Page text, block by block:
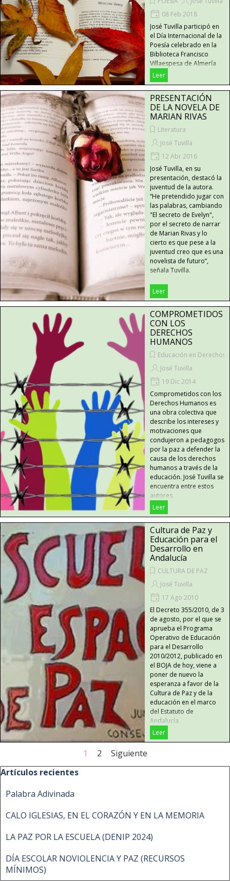
08 Feb 2018
José Tuvilla participó en
el Día Internacional de la
Poesía celebrado en la
Biblioteca Francisco
Villaespesa de Almería
Leer
PRESENTACIÓN
DE LA NOVELA DE
MARIAN RIVAS
Literatura
José Tuvilla
12 Abr 2016
José Tuvilla, en su
presentación, destacó la
juventud de la autora.
“He pretendido jugar con
las palabras, cambiando
"El secreto de Evelyn",
por el secreto de narrar
de Marian Rivas y lo
cierto es que pese a la
juventud creo que es una
novelista de futuro”,
señala Tuvilla.
Leer
COMPROMETIDOS
CON LOS
DERECHOS
HUMANOS
Educación en Derechos
José Tuvilla
19 Dic 2014
Comprometidos con los
Derechos Humanos es
una obra colectiva que
describe los intereses y
motivaciones que
condujeron a pedagogos
por la paz a defender la
causa de los derechos
humanos a través de la
educación. José Tuvilla se
encuentra entre estos
autores.
Leer
Cultura de Paz y
Educación para el
Desarrollo en
Andalucía
CULTURA DE PAZ
José Tuvilla
17 Ago 2010
El Decreto 355/2010, de 3
de agosto, por el que se
aprueba el Programa
Operativo de Educación
para el Desarrollo
2010/2012, publicado en
el BOJA de hoy, viene a
poner de nuevo la
esperanza a favor de la
Cultura de Paz y de la
educación en el marco
del Estatuto de
Andalucía.
Leer
Página actual:
1 Ir a la página:
2
Siguiente
Saltar el bloque Artículos recientes
Artículos recientes
Palabra Adivinada
CALO IGLESIAS, EN EL CORAZÓN Y EN LA MEMORIA
LA PAZ POR LA ESCUELA (DENIP 2024)
DÍA ESCOLAR NOVIOLENCIA Y PAZ (RECURSOS
MÍNIMOS)